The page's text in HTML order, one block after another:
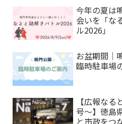
今年の夏は
会いを「な
ル2026」
お盆期間｜
臨時駐車場
【広報なる
号～】徳島
と市政をつ